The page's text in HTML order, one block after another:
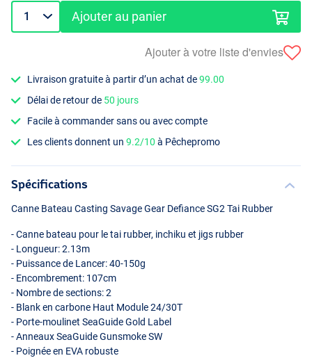
Ajouter au panier
Ajouter à votre liste d'envies
Livraison gratuite à partir d’un achat de99.00
Délai de retour de 50 jours
Facile à commander sans ou avec compte
Les clients donnent un9.2/10 à Pêchepromo
Spécifications
Canne Bateau Casting Savage Gear Defiance SG2 Tai Rubber
- Canne bateau pour le tai rubber, inchiku et jigs rubber
- Longueur: 2.13m
- Puissance de Lancer: 40-150g
- Encombrement: 107cm
- Nombre de sections: 2
- Blank en carbone Haut Module 24/30T
- Porte-moulinet SeaGuide Gold Label
- Anneaux SeaGuide Gunsmoke SW
- Poignée en EVA robuste